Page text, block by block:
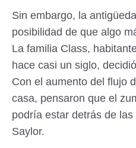
Sin embargo, la
posibilidad de que algo
La familia Class,
hace casi un siglo,
Con el aumento del flujo
casa, pensaron que el
podría estar detrás de
Saylor.